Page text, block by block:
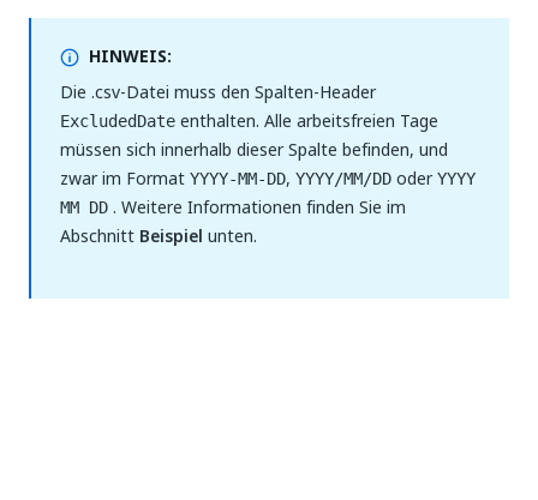
HINWEIS:
Die .csv-Datei muss den Spalten-Header
ExcludedDate enthalten. Alle arbeitsfreien Tage
müssen sich innerhalb dieser Spalte befinden, und
zwar im Format YYYY-MM-DD, YYYY/MM/DD oderYYYY
MM DD . Weitere Informationen finden Sie im
Abschnitt Beispiel unten.